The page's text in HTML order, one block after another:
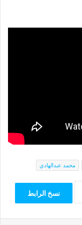
محمد عبدالهادي
نسخ الرابط